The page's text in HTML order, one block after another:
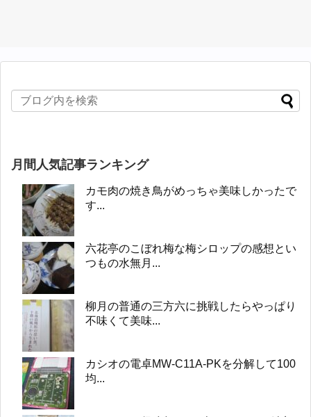
月間人気記事ランキング
カモ肉の焼き鳥がめっちゃ美味しかったで
す...
六花亭のこぼれ梅な梅シロップの感想とい
つもの水無月...
柳月の普通の三方六に挑戦したらやっぱり
不味くて美味...
カシオの電卓MW-C11A-PKを分解して100
均...